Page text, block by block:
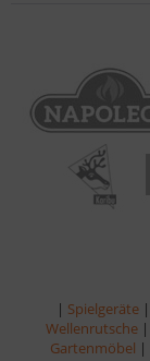
| Spielgeräte |
Wellenrutsche |
Gartenmöbel |